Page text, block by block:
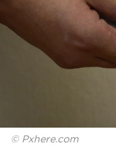
© Pxhere.com